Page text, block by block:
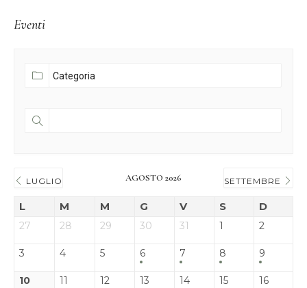
Eventi
LUGLIO AGOSTO 2026 SETTEMBRE
L M M G V S D
27 28 29 30 31 1 2
3 4 5 6 7 8 9
10 11 12 13 14 15 16